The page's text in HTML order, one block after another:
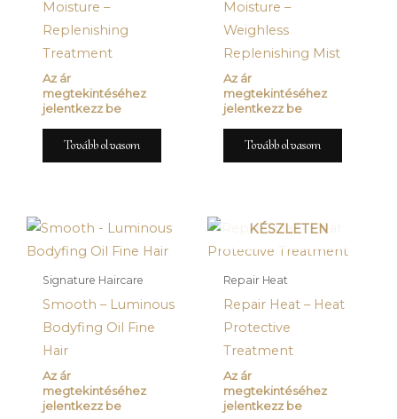
Moisture –
Replenishing
Treatment
Az ár
megtekintéséhez
jelentkezz be
Tovább olvasom
Moisture –
Weighless
Replenishing Mist
Az ár
megtekintéséhez
jelentkezz be
Tovább olvasom
Signature Haircare
Smooth – Luminous
Bodyfing Oil Fine
Hair
Az ár
megtekintéséhez
jelentkezz be
KÉSZLETEN
Repair Heat
Repair Heat – Heat
Protective
Treatment
Az ár
megtekintéséhez
jelentkezz be